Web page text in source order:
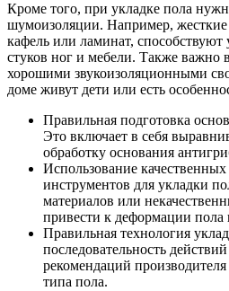
Кроме того, при укладке пола
шумоизоляции. Например, жесткие
кафель или ламинат,
стуков ног и мебели. Также важно
хорошими звукоизоляционными
доме живут дети или есть
Правильная подготовка
Это включает в себя
обработку основания
Использование
инструментов для укладки
материалов или
привести к деформации пола
Правильная технология
последовательность
рекомендаций
типа пола.